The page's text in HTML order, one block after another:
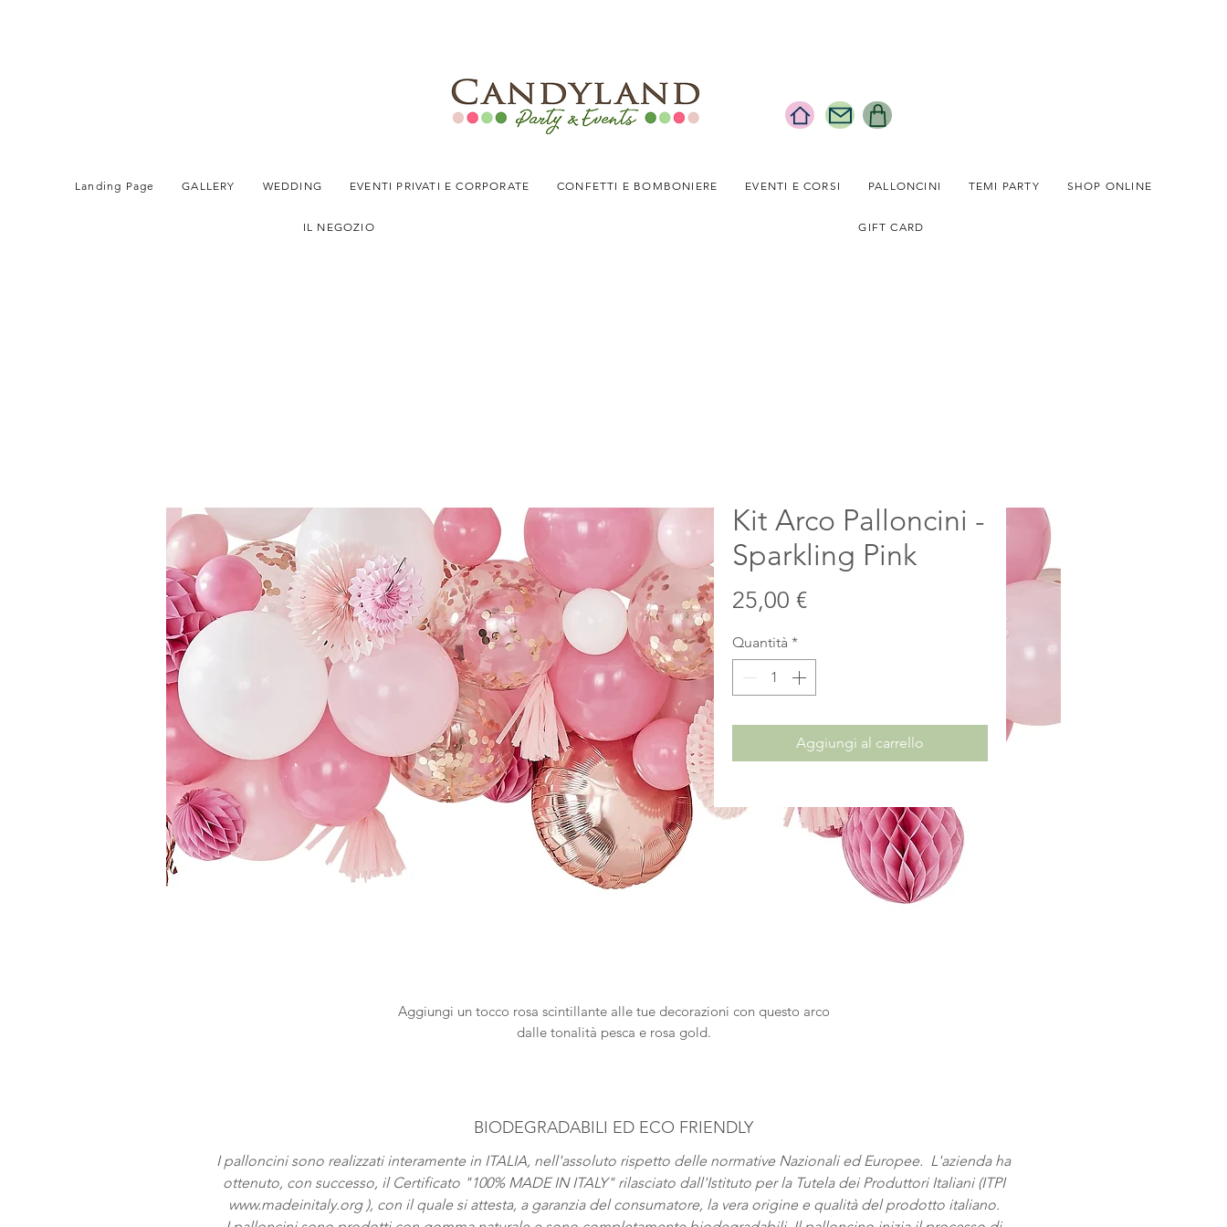
Landing Page GALLERY WEDDING EVENTI PRIVATI E CORPORATE CONFETTI E BOMBONIERE EVENTI E CORSI PALLONCINI TEMI PARTY SHOP ONLINE
IL NEGOZIO GIFT CARD
Kit Arco Palloncini -
Sparkling Pink
25,00 €Prezzo
Quantità *
Aggiungi al carrello
Aggiungi un tocco rosa scintillante alle tue decorazioni con questo arco
dalle tonalità pesca e rosa gold.
Non includebackdrop con strisce. Puoi acquistare le frange di sfondo
navigando nel sito nella sezione "banner, bounting & Tassel".
Lunghezza:2 metri
BIODEGRADABILI ED ECO FRIENDLY
I palloncini sono realizzati interamente in ITALIA, nell'assoluto rispetto delle normative Nazionali ed Europee. L'azienda ha
ottenuto, con successo, il Certificato "100% MADE IN ITALY" rilasciato dall'Istituto per la Tutela dei Produttori Italiani (ITPI
www.madeinitaly.org ), con il quale si attesta, a garanzia del consumatore, la vera origine e qualità del prodotto italiano.